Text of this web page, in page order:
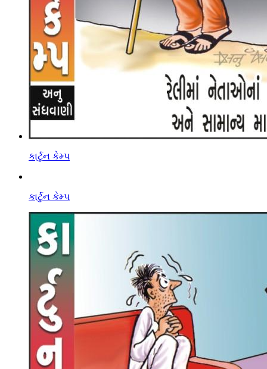
કાર્ટુન કેમ્પ
કાર્ટુન કેમ્પ